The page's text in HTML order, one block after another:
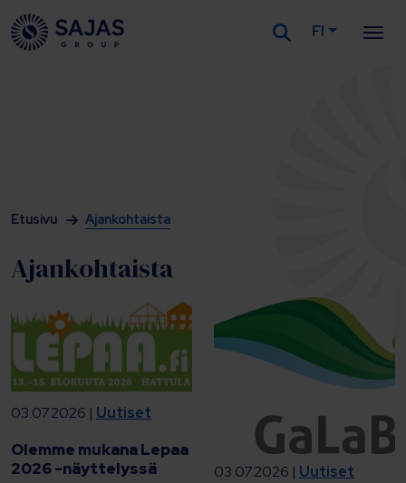
Siirry sisältöön
FI
Etusivu Ajankohtaista
Ajankohtaista
03.07.2026 | Uutiset
Olemme mukana Lepaa
2026 -näyttelyssä
03.07.2026 | Uutiset